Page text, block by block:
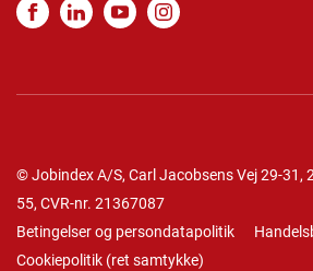
© Jobindex A/S, Carl Jacobsens Vej 29-31,
55, CVR-nr. 21367087
Betingelser og persondatapolitik
Cookiepolitik (ret samtykke)